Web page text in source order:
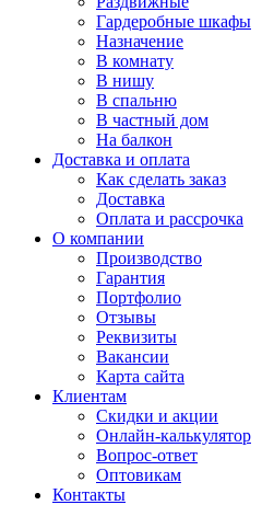
Гардеробные шкафы
Назначение
В комнату
В нишу
В спальню
В частный дом
На балкон
Доставка и оплата
Как сделать заказ
Доставка
Оплата и рассрочка
О компании
Производство
Гарантия
Портфолио
Отзывы
Реквизиты
Вакансии
Карта сайта
Клиентам
Скидки и акции
Онлайн-калькулятор
Вопрос-ответ
Оптовикам
Контакты